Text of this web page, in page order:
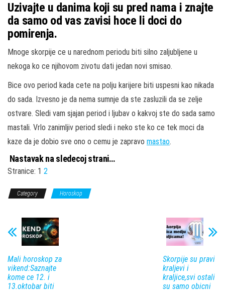
Uzivajte u danima koji su pred nama i znajte
da samo od vas zavisi hoce li doci do
pomirenja.
Mnoge skorpije ce u narednom periodu biti silno zaljubljene u
nekoga ko ce njihovom zivotu dati jedan novi smisao.
Bice ovo period kada cete na polju karijere biti uspesni kao nikada
do sada. Izvesno je da nema sumnje da ste zasluzili da se zelje
ostvare. Sledi vam sjajan period i ljubav o kakvoj ste do sada samo
mastali. Vrlo zanimljiv period sledi i neko ste ko ce tek moci da
kaze da je dobio sve ono o cemu je zapravo mastao.
Nastavak na sledecoj strani…
Stranice: 1 2
Category Horoskop
Mali horoskop za
vikend:Saznajte
kome ce 12. i
13.oktobar biti
Skorpije su pravi
kraljevi i
kraljice,svi ostali
su samo obicni